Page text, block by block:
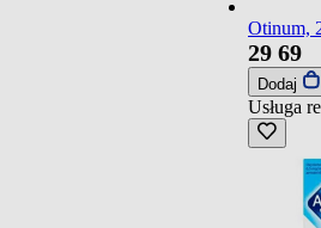
Otinum,
29 69
Dodaj
Usługa